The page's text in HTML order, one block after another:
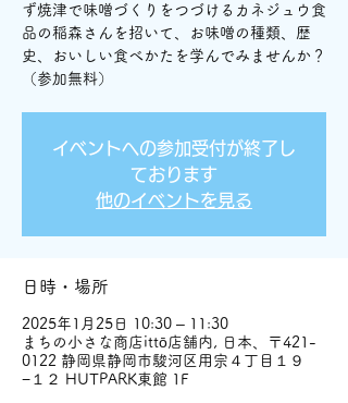
ず焼津で味噌づくりをつづけるカネジュウ食
品の稲森さんを招いて、お味噌の種類、歴
史、おいしい食べかたを学んでみませんか？
（参加無料）
イベントへの参加受付が終了し
ております
他のイベントを見る
日時・場所
2025年1月25日 10:30 – 11:30
まちの小さな商店ittō店舗内, 日本、〒421-
0122 静岡県静岡市駿河区用宗４丁目１９
−１２ HUTPARK東館 1F